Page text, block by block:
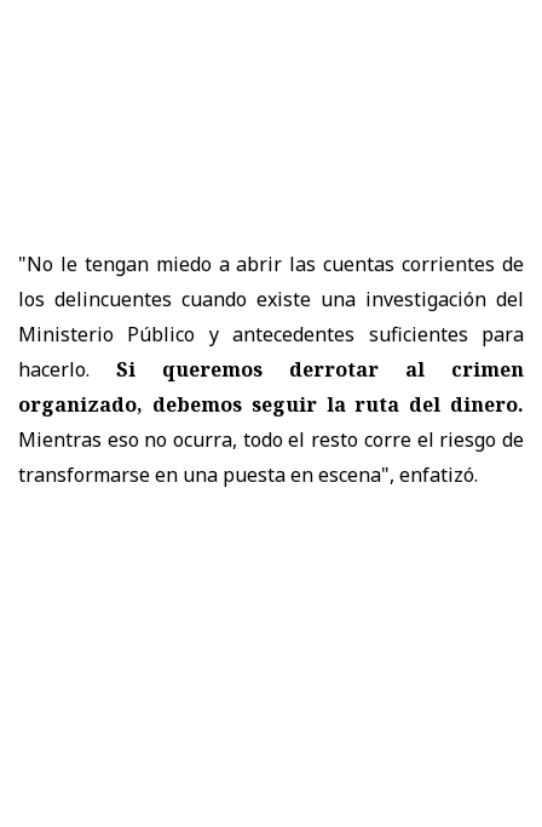
"No le tengan miedo a abrir las cuentas corrientes de
los delincuentes cuando existe una investigación del
Ministerio Público y antecedentes suficientes para
hacerlo. Si queremos derrotar al crimen
organizado, debemos seguir la ruta del dinero.
Mientras eso no ocurra, todo el resto corre el riesgo de
transformarse en una puesta en escena", enfatizó.